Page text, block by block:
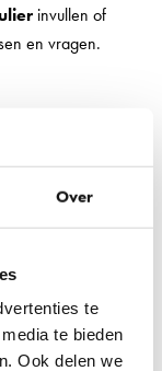
Over
te
te bieden
Ook delen we
invullen of
en vragen.